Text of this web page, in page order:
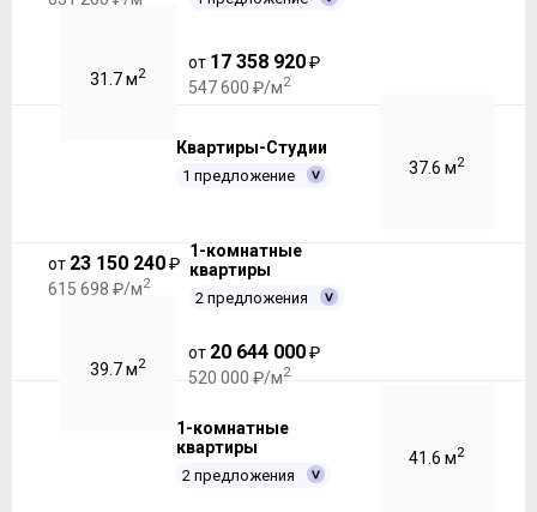
31.7 м2
от 17 358 920₽
547 600 ₽/м2
Квартиры-Студии
1 предложение 37.6 м2
от 23 150 240₽
615 698 ₽/м2
1-комнатные
квартиры
2 предложения
39.7 м2
от 20 644 000₽
520 000 ₽/м2
1-комнатные
квартиры
2 предложения
41.6 м2